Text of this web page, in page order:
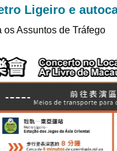
Ligeiro e
Assuntos de Tráfego